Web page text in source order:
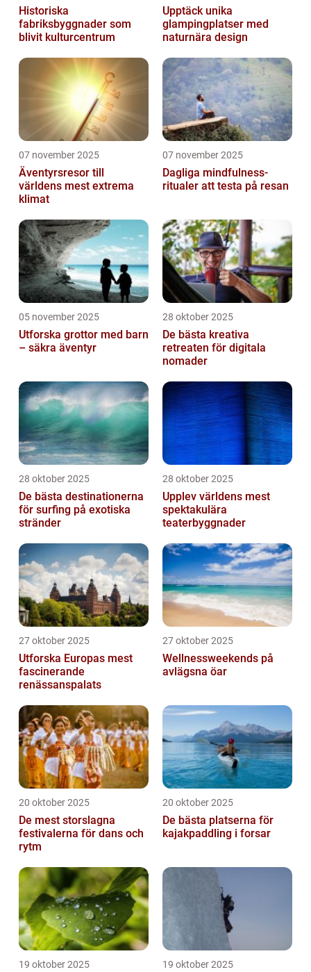
Historiska
fabriksbyggnader som
blivit kulturcentrum
Upptäck unika
glampingplatser med
naturnära design
07 november 2025
Äventyrsresor till
världens mest extrema
klimat
07 november 2025
Dagliga mindfulness-
ritualer att testa på resan
05 november 2025
Utforska grottor med barn
– säkra äventyr
28 oktober 2025
De bästa kreativa
retreaten för digitala
nomader
28 oktober 2025
De bästa destinationerna
för surfing på exotiska
stränder
28 oktober 2025
Upplev världens mest
spektakulära
teaterbyggnader
27 oktober 2025
Utforska Europas mest
fascinerande
renässanspalats
27 oktober 2025
Wellnessweekends på
avlägsna öar
20 oktober 2025
De mest storslagna
festivalerna för dans och
rytm
20 oktober 2025
De bästa platserna för
kajakpaddling i forsar
19 oktober 2025 19 oktober 2025